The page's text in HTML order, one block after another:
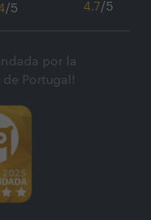
/5 4.7/5
por la
Portugal!